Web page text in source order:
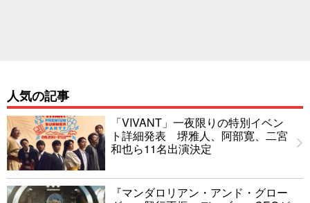
人気の記事
「VIVANT」一夜限りの特別イベン
ト詳細発表 堺雅人、阿部寛、二宮
和也ら11名出演決定
『マンダロリアン・アンド・グロー